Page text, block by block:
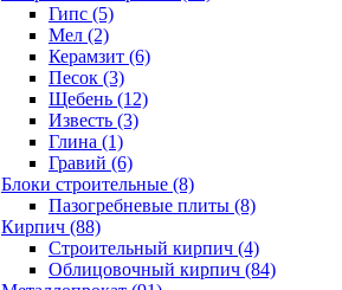
Гипс (5)
Мел (2)
Керамзит (6)
Песок (3)
Щебень (12)
Известь (3)
Глина (1)
Гравий (6)
Блоки строительные (8)
Пазогребневые плиты (8)
Кирпич (88)
Строительный кирпич (4)
Облицовочный кирпич (84)